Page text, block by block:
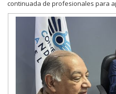
continuada de profesionales para